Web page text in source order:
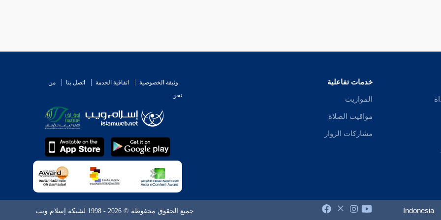
خدمات تفاعلية
المواريث
مواقيت الصلاة
مشاركات الزوار
وثيقة الخصوصية اتفاقية الخدمة اتصل بنا
من
نحن
Indonesia جميع الحقوق محفوظة © 2026 - 1998 لشبكة إسلام ويب